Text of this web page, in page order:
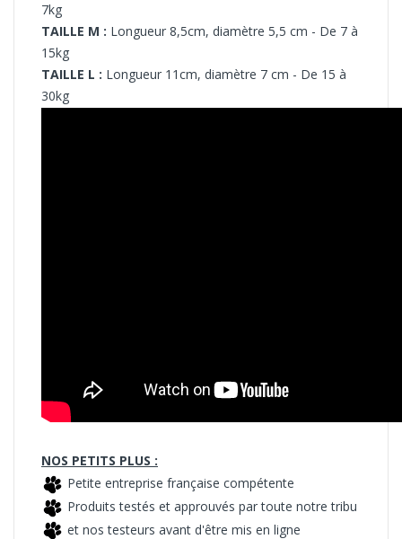
7kg
TAILLE M : Longueur 8,5cm, diamètre 5,5 cm - De 7 à
15kg
TAILLE L : Longueur 11cm, diamètre 7 cm - De 15 à
30kg
NOS PETITS PLUS :
Petite entreprise française compétente
Produits testés et approuvés par toute notre tribu
et nos testeurs avant d'être mis en ligne